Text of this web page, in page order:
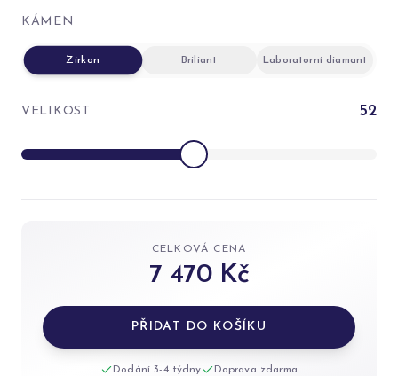
KÁMEN
Zirkon Briliant Laboratorní diamant
VELIKOST 52
CELKOVÁ CENA
7 470 Kč
PŘIDAT DO KOŠÍKU
Dodání 3-4 týdny Doprava zdarma